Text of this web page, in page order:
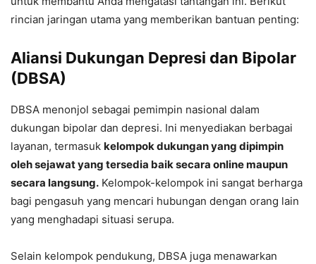
rincian jaringan utama yang memberikan bantuan penting:
Aliansi Dukungan Depresi dan Bipolar
(DBSA)
DBSA menonjol sebagai pemimpin nasional dalam
dukungan bipolar dan depresi. Ini menyediakan berbagai
layanan, termasuk kelompok dukungan yang dipimpin
oleh sejawat yang tersedia baik secara online maupun
secara langsung. Kelompok-kelompok ini sangat berharga
bagi pengasuh yang mencari hubungan dengan orang lain
yang menghadapi situasi serupa.
Selain kelompok pendukung, DBSA juga menawarkan